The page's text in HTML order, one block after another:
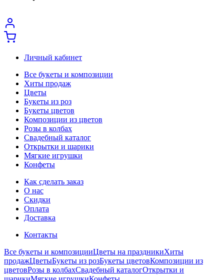
Личный кабинет
Все букеты и композиции
Хиты продаж
Цветы
Букеты из роз
Букеты цветов
Композиции из цветов
Розы в колбах
Свадебный каталог
Открытки и шарики
Мягкие игрушки
Конфеты
Как сделать заказ
О нас
Скидки
Оплата
Доставка
Контакты
Все букеты и композицииЦветы на праздникиХиты
продажЦветыБукеты из розБукеты цветовКомпозиции из
цветовРозы в колбахСвадебный каталогОткрытки и